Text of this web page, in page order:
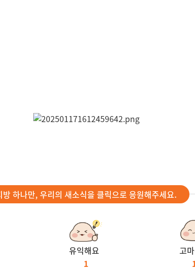
방 하나만, 우리의 새소식을 클릭으로 응원해주세요.
유익해요
1
고